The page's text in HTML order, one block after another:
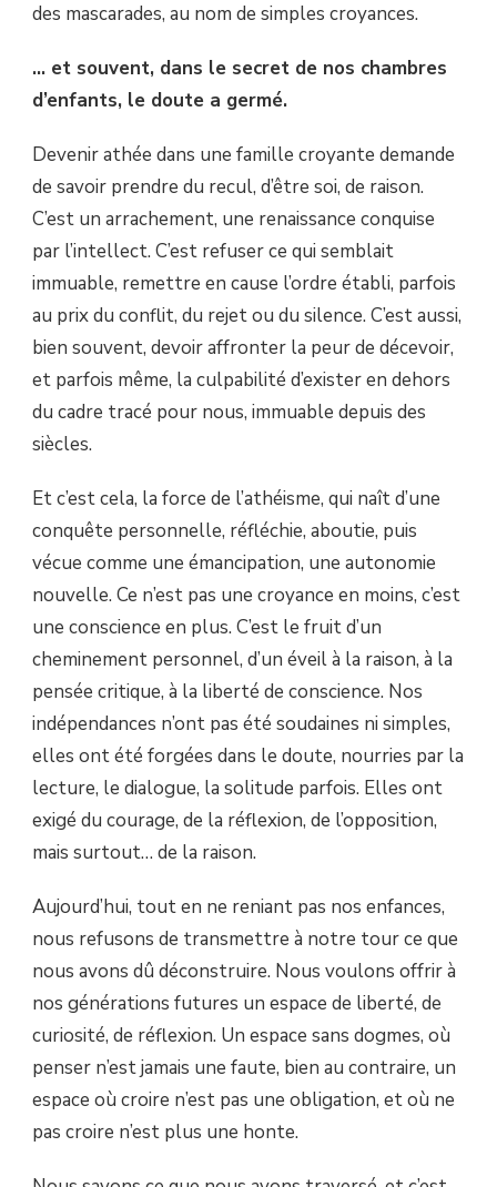
des mascarades, au nom de simples croyances.
… et souvent, dans le secret de nos chambres
d’enfants, le doute a germé.
Devenir athée dans une famille croyante demande
de savoir prendre du recul, d’être soi, de raison.
C’est un arrachement, une renaissance conquise
par l’intellect. C’est refuser ce qui semblait
immuable, remettre en cause l’ordre établi, parfois
au prix du conflit, du rejet ou du silence. C’est aussi,
bien souvent, devoir affronter la peur de décevoir,
et parfois même, la culpabilité d’exister en dehors
du cadre tracé pour nous, immuable depuis des
siècles.
Et c’est cela, la force de l’athéisme, qui naît d’une
conquête personnelle, réfléchie, aboutie, puis
vécue comme une émancipation, une autonomie
nouvelle. Ce n’est pas une croyance en moins, c’est
une conscience en plus. C’est le fruit d’un
cheminement personnel, d’un éveil à la raison, à la
pensée critique, à la liberté de conscience. Nos
indépendances n’ont pas été soudaines ni simples,
elles ont été forgées dans le doute, nourries par la
lecture, le dialogue, la solitude parfois. Elles ont
exigé du courage, de la réflexion, de l’opposition,
mais surtout… de la raison.
Aujourd’hui, tout en ne reniant pas nos enfances,
nous refusons de transmettre à notre tour ce que
nous avons dû déconstruire. Nous voulons offrir à
nos générations futures un espace de liberté, de
curiosité, de réflexion. Un espace sans dogmes, où
penser n’est jamais une faute, bien au contraire, un
espace où croire n’est pas une obligation, et où ne
pas croire n’est plus une honte.